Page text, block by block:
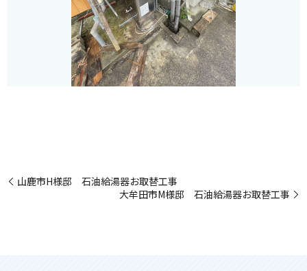
山鹿市H様邸 石油給湯器お取替工事
大牟田市M様邸 石油給湯器お取替工事